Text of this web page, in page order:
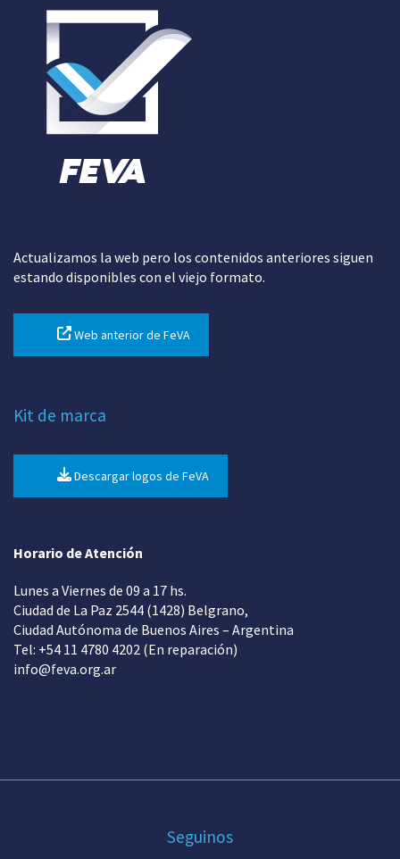
Actualizamos la web pero los contenidos anteriores siguen
estando disponibles con el viejo formato.
Web anterior de FeVA
Kit de marca
Descargar logos de FeVA
Horario de Atención
Lunes a Viernes de 09 a 17 hs.
Ciudad de La Paz 2544 (1428) Belgrano,
Ciudad Autónoma de Buenos Aires – Argentina
Tel: +54 11 4780 4202 (En reparación)
info@feva.org.ar
Seguinos